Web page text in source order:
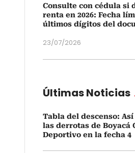
Consulte con cédula si
renta en 2026: Fecha
últimos dígitos del
23/07/2026
Últimas Noticias
Tabla del descenso:
las derrotas de Boyacá
Deportivo en la fecha 4